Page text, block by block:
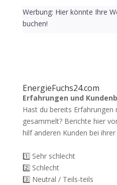
Werbung: Hier könnte Ihre
buchen!
EnergieFuchs24.com
Erfahrungen und
Hast du bereits
gesammelt? Berichte hier
hilf anderen Kunden bei
1️⃣ Sehr schlecht
2️⃣ Schlecht
3️⃣ Neutral / Teils-teils